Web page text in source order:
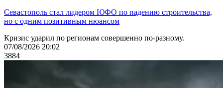
Севастополь стал лидером ЮФО по падению строительства,
но с одним позитивным нюансом
Кризис ударил по регионам совершенно по-разному.
07/08/2026 20:02
3884